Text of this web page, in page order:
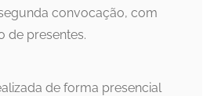
convocação, com
de presentes.
de forma presencial